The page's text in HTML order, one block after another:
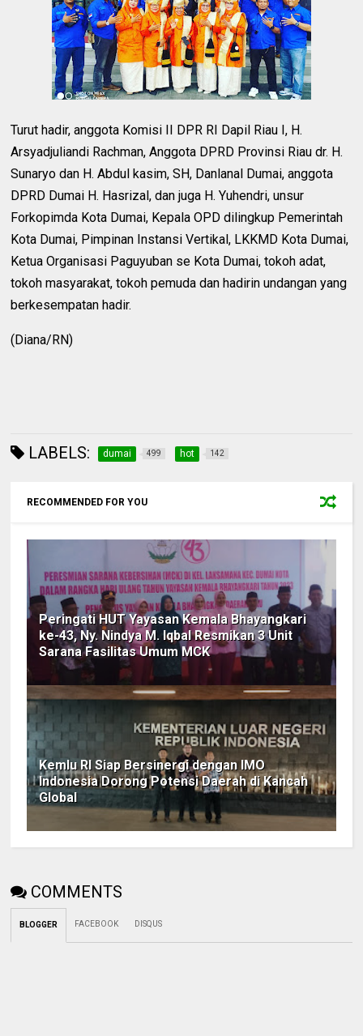
Turut hadir, anggota Komisi II DPR RI Dapil Riau I, H.
Arsyadjuliandi Rachman, Anggota DPRD Provinsi Riau dr. H.
Sunaryo dan H. Abdul kasim, SH, Danlanal Dumai, anggota
DPRD Dumai H. Hasrizal, dan juga H. Yuhendri, unsur
Forkopimda Kota Dumai, Kepala OPD dilingkup Pemerintah
Kota Dumai, Pimpinan Instansi Vertikal, LKKMD Kota Dumai,
Ketua Organisasi Paguyuban se Kota Dumai, tokoh adat,
tokoh masyarakat, tokoh pemuda dan hadirin undangan yang
berkesempatan hadir.
(Diana/RN)
LABELS: dumai 499 hot 142
RECOMMENDED FOR YOU
Peringati HUT Yayasan Kemala Bhayangkari
ke-43, Ny. Nindya M. Iqbal Resmikan 3 Unit
Sarana Fasilitas Umum MCK
Kemlu RI Siap Bersinergi dengan IMO
Indonesia Dorong Potensi Daerah di Kancah
Global
COMMENTS
BLOGGER FACEBOOK DISQUS